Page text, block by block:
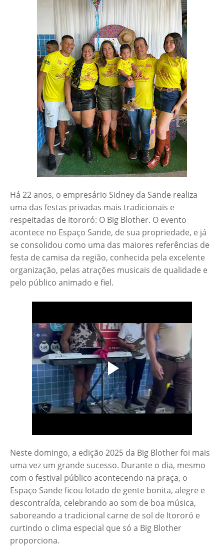
Há 22 anos, o empresário Sidney da Sande realiza
uma das festas privadas mais tradicionais e
respeitadas de Itororó: O Big Blother. O evento
acontece no Espaço Sande, de sua propriedade, e já
se consolidou como uma das maiores referências de
festa de camisa da região, conhecida pela excelente
organização, pelas atrações musicais de qualidade e
pelo público animado e fiel.
Neste domingo, a edição 2025 da Big Blother foi mais
uma vez um grande sucesso. Durante o dia, mesmo
com o festival público acontecendo na praça, o
Espaço Sande ficou lotado de gente bonita, alegre e
descontraída, celebrando ao som de boa música,
saboreando a tradicional carne de sol de Itororó e
curtindo o clima especial que só a Big Blother
proporciona.